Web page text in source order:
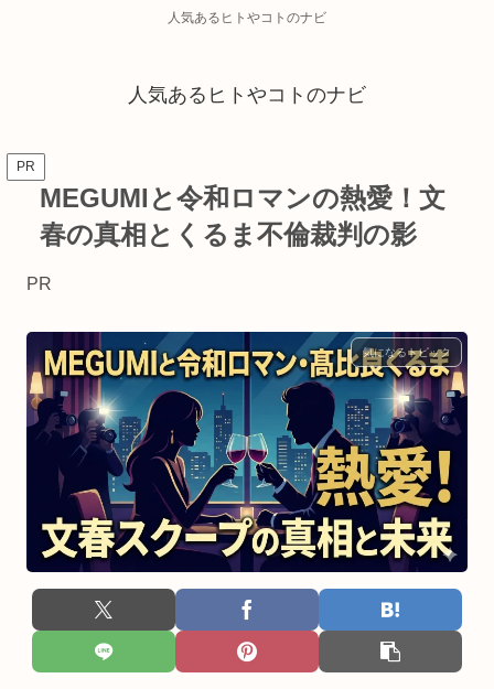
人気あるヒトやコトのナビ
人気あるヒトやコトのナビ
PR
MEGUMIと令和ロマンの熱愛！文
春の真相とくるま不倫裁判の影
PR
気になるトピック